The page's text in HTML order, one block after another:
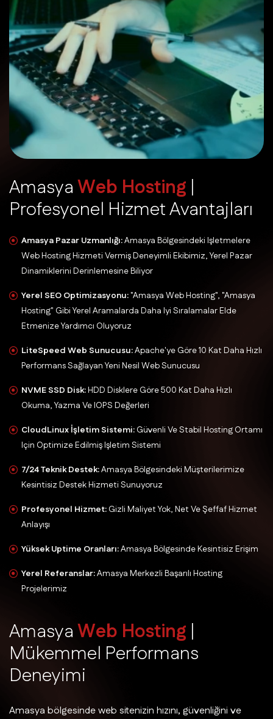
AmasyaWeb Hosting |
Profesyonel HizmetAvantajları
Amasya Pazar Uzmanlığı:Amasya Bölgesindeki Işletmelere
Web Hosting Hizmeti Vermiş Deneyimli Ekibimiz, Yerel Pazar
Dinamiklerini Derinlemesine Biliyor
Yerel SEO Optimizasyonu:"Amasya Web Hosting", "Amasya
Hosting" Gibi Yerel Aramalarda Daha Iyi Sıralamalar Elde
Etmenize Yardımcı Oluyoruz
LiteSpeed Web Sunucusu:Apache'ye Göre 10 Kat Daha Hızlı
Performans Sağlayan Yeni Nesil Web Sunucusu
NVME SSD Disk:HDD Disklere Göre 500 Kat Daha Hızlı
Okuma, Yazma Ve IOPS Değerleri
CloudLinux İşletim Sistemi: Güvenli Ve Stabil Hosting Ortamı
Için Optimize Edilmiş Işletim Sistemi
7/24 Teknik Destek:Amasya Bölgesindeki Müşterilerimize
Kesintisiz Destek Hizmeti Sunuyoruz
Profesyonel Hizmet: Gizli Maliyet Yok, Net Ve Şeffaf Hizmet
Anlayışı
Yüksek Uptime Oranları:Amasya Bölgesinde Kesintisiz Erişim
Yerel Referanslar:Amasya Merkezli Başarılı Hosting
Projelerimiz
AmasyaWeb Hosting |
Mükemmel Performans
Deneyimi
Amasya bölgesinde web sitenizin hızını, güvenliğini ve